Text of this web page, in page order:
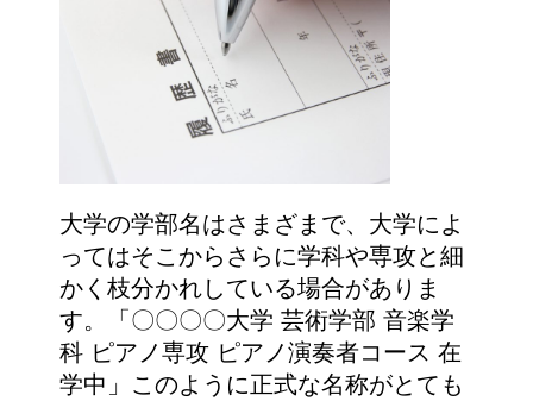
大学の学部名はさまざまで、大学によ
ってはそこからさらに学科や専攻と細
かく枝分かれしている場合がありま
す。「〇〇〇〇大学 芸術学部 音楽学
科 ピアノ専攻 ピアノ演奏者コース 在
学中」このように正式な名称がとても